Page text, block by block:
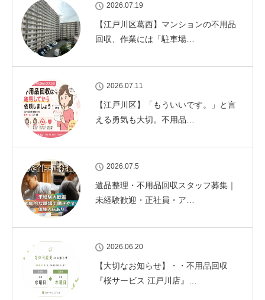
2026.07.19
【江戸川区葛西】マンションの不用品
回収、作業には「駐車場…
2026.07.11
【江戸川区】「もういいです。」と言
える勇気も大切。不用品…
2026.07.5
遺品整理・不用品回収スタッフ募集｜
未経験歓迎・正社員・ア…
2026.06.20
【大切なお知らせ】・・不用品回収
『桜サービス 江戸川店』…